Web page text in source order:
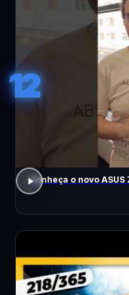
12
Conheça o novo ASUS